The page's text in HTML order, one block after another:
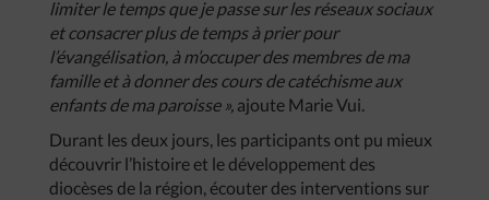
limiter le temps que je passe sur les réseaux sociaux
et consacrer plus de temps à prier pour
l’évangélisation, à m’occuper des membres de ma
famille et à donner des cours de catéchisme aux
enfants de ma paroisse », ajoute Marie Vui.
Durant les deux jours, les participants ont pu mieux
découvrir l’histoire et le développement des
diocèses de la région, écouter des interventions sur